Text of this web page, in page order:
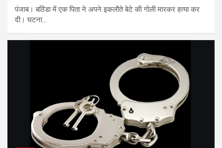
पंजाब। बठिंडा में एक पिता ने अपने इकलौते बेटे की गोली मारकर हत्या कर
दी। घटना…